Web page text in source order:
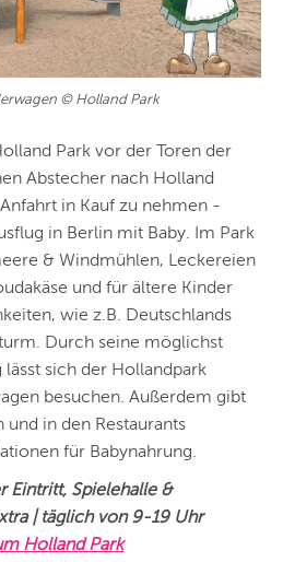
© Holland Park
Park vor der Toren der
Abstecher nach Holland
in Kauf zu nehmen -
in Berlin mit Baby. Im Park
& Windmühlen, Leckereien
und für ältere Kinder
wie z.B. Deutschlands
Durch seine möglichst
sich der Hollandpark
besuchen. Außerdem gibt
in den Restaurants
für Babynahrung.
Eintritt, Spielehalle &
| täglich von 9-19 Uhr
Holland Park